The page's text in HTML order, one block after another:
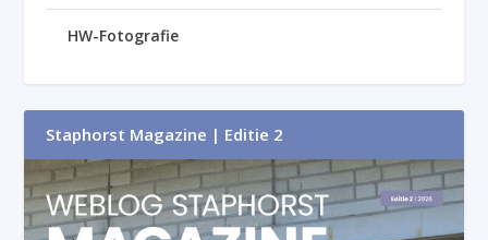
HW-Fotografie
Staphorst Magazine | Editie 2